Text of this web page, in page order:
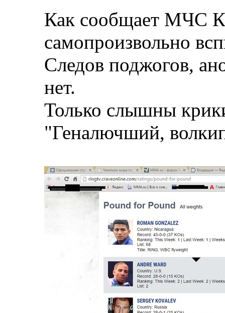
Как сообщает МЧС
самопроизвольно
Следов поджогов,
нет.
Только слышны
"Геналючший,